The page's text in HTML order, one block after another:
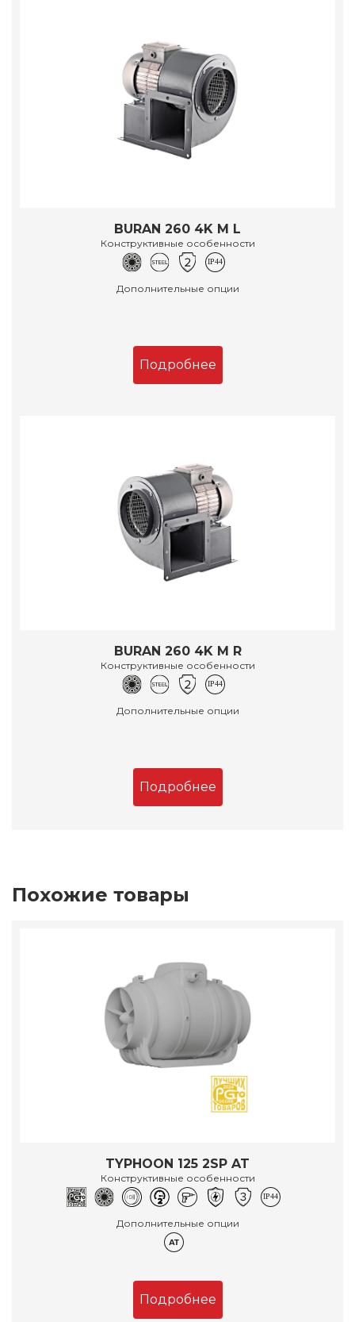
BURAN 260 4K M L
Конструктивные особенности
Дополнительные опции
Подробнее
BURAN 260 4K M R
Конструктивные особенности
Дополнительные опции
Подробнее
Похожие товары
TYPHOON 125 2SP AT
Конструктивные особенности
Дополнительные опции
Подробнее